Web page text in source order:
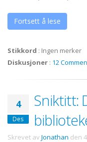
Fortsett å lese
Stikkord : Ingen merker
Diskusjoner : 12
4
Des
Sniktitt:
Skrevet av Jonathan den